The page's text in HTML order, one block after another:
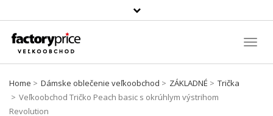
Szukaj
produktu
Home Dámske oblečenie veľkoobchod ZÁKLADNÉ
Trička
Veľkoobchod Tričko Peach basic s okrúhlym výstrihom
Revolution